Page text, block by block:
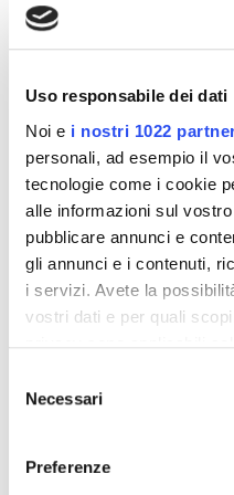
Uso responsabile dei dati
Noi e i nostri 1022
personali, ad esempio il
tecnologie come i cookie
alle informazioni sul
pubblicare annunci e
gli annunci e i contenuti,
i servizi. Avete la
vostri dati e per quali
modificare o revocare il
momento dalla
delNecessari
Preferenze
bustine
Aggiungi al